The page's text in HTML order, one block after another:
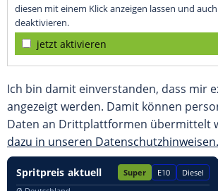
diesen mit einem Klick anzeigen lassen und
deaktivieren.
jetzt aktivieren
Ich bin damit einverstanden, dass mir
angezeigt werden. Damit können
Daten an Drittplattformen übermittelt
dazu in unseren Datenschutzhinweisen.